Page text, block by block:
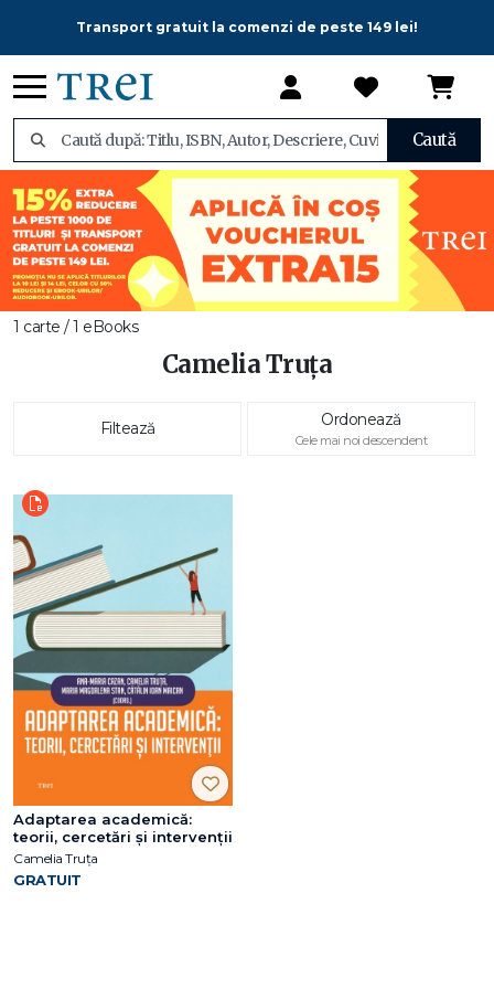
Transport gratuit la comenzi de peste 149 lei!
Caută
1 carte / 1 eBooks
Camelia Truța
Filtează Ordonează
Cele mai noi descendent
Adaptarea academică:
teorii, cercetări și intervenții
Camelia Truța
GRATUIT